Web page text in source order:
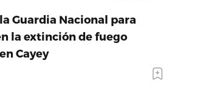
Guardia Nacional para
la extinción de fuego
Cayey